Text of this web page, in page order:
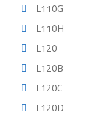
L110G
L110H
L120
L120B
L120C
L120D